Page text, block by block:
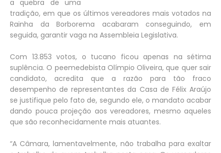
a quebra de uma
tradição, em que os últimos vereadores mais votados na
Rainha da Borborema acabaram conseguindo, em
seguida, garantir vaga na Assembleia Legislativa.
Com 13.853 votos, o tucano ficou apenas na sétima
suplência. O peemedebista Olímpio Oliveira, que quer sair
candidato, acredita que a razão para tão fraco
desempenho de representantes da Casa de Félix Araújo
se justifique pelo fato de, segundo ele, o mandato acabar
dando pouca projeção aos vereadores, mesmo aqueles
que são reconhecidamente mais atuantes.
“A Câmara, lamentavelmente, não trabalha para exaltar